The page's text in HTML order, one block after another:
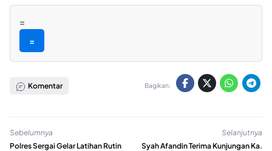
=
=
Komentar Bagikan:
Sebelumnya
Polres Sergai Gelar Latihan Rutin
Selanjutnya
Syah Afandin Terima Kunjungan Ka.